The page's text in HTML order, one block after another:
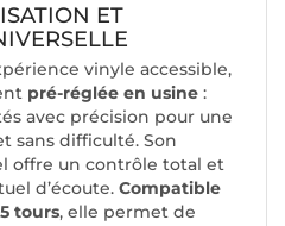
ET
vinyle accessible,
pré-réglée en usine :
avec précision pour une
sans difficulté. Son
offre un contrôle total et
d’écoute. Compatible
tours, elle permet de